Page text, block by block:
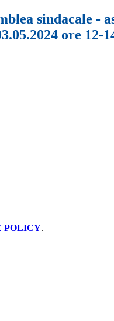
sindacale -
ore 12-
POLICY.